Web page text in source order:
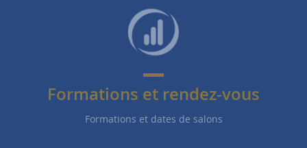
Formations et rendez-vous
Formations et dates de salons